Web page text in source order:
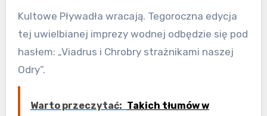
Kultowe Pływadła wracają. Tegoroczna edycja
tej uwielbianej imprezy wodnej odbędzie się pod
hasłem: „Viadrus i Chrobry strażnikami naszej
Odry”.
Warto przeczytać: Takich tłumów w